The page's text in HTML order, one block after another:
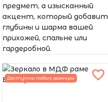
предмет, а изысканный
акцент, который добавит
глубины и шарма вашей
прихожей, спальне или
гардеробной.
Доступны любые размеры